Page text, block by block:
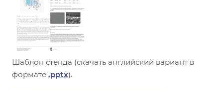
Шаблон стенда (скачать английский вариант в
формате .pptx).